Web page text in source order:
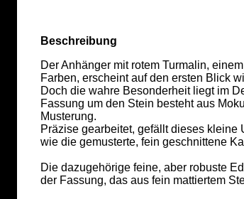
Beschreibung
Der Anhänger mit rotem Turmalin,
Farben, erscheint auf den ersten Blick
Doch die wahre Besonderheit liegt im
Fassung um den Stein besteht aus
Musterung.
Präzise gearbeitet, gefällt dieses
wie die gemusterte, fein geschnittene
Die dazugehörige feine, aber robuste
der Fassung, das aus fein mattiertem